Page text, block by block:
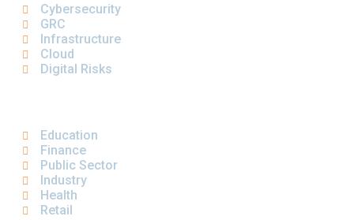
Cybersecurity
GRC
Infrastructure
Cloud
Digital Risks
Education
Finance
Public Sector
Industry
Health
Retail